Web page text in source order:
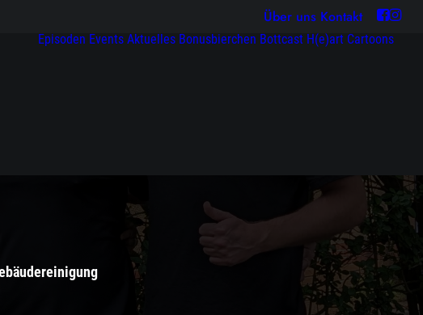
Über uns Kontakt
Episoden Events Aktuelles Bonusbierchen Bottcast H(e)art Cartoons